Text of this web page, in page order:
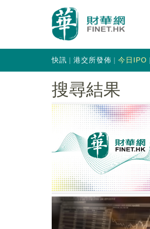
快訊 港交所發佈 今日IPO
搜尋結果